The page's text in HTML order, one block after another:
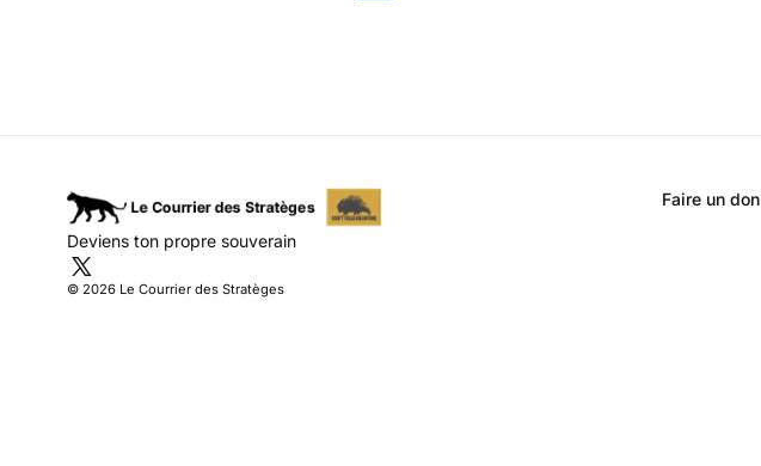
Deviens ton propre souverain
© 2026 Le Courrier des Stratèges
Faire un don